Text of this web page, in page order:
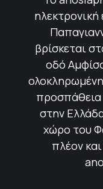
βρίσκεται
οδό
ολοκληρωμένη
προσπάθεια
στην
χώρο του
πλέον